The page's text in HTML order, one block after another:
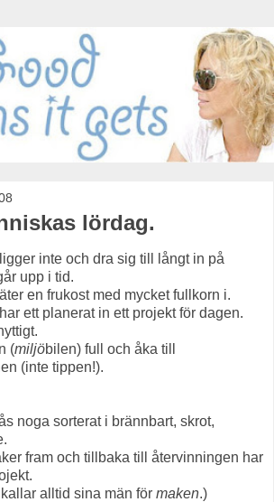
lördag.
inte och dra sig till långt in på
upp i tid.
en frukost med mycket fullkorn i.
ett planerat in ett projekt för dagen.
(miljöbilen) full och åka till
(inte tippen!).
noga sorterat i brännbart, skrot,
fram och tillbaka till återvinningen har
alltid sina män för maken.)